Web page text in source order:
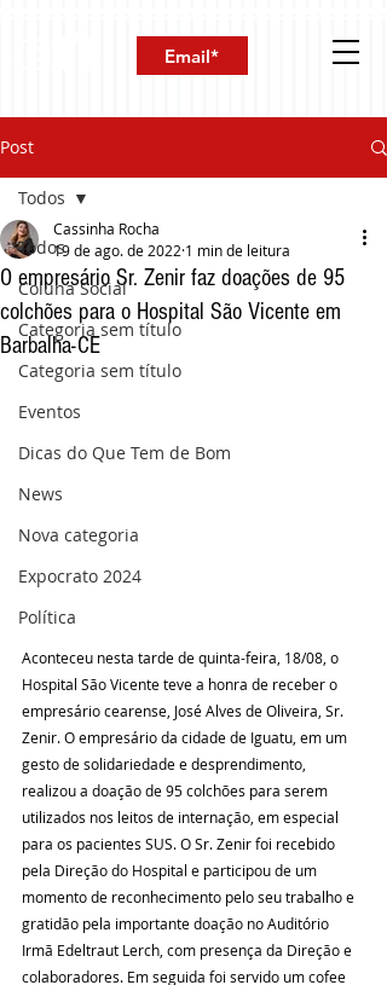
Post
Todos
Coluna Social
Categoria sem título
Categoria sem título
Eventos
Dicas do Que Tem de Bom
News
Nova categoria
Expocrato 2024
Política
Todos
O empresário Sr. Zenir faz doações de 95
colchões para o Hospital São Vicente em
Barbalha-CE
Cassinha Rocha
19 de ago. de 2022 1 min de leitura
Aconteceu nesta tarde de quinta-feira, 18/08, o
Hospital São Vicente teve a honra de receber o
empresário cearense, José Alves de Oliveira, Sr.
Zenir. O empresário da cidade de Iguatu, em um
gesto de solidariedade e desprendimento,
realizou a doação de 95 colchões para serem
utilizados nos leitos de internação, em especial
para os pacientes SUS. O Sr. Zenir foi recebido
pela Direção do Hospital e participou de um
momento de reconhecimento pelo seu trabalho e
gratidão pela importante doação no Auditório
Irmã Edeltraut Lerch, com presença da Direção e
colaboradores. Em seguida foi servido um cofee